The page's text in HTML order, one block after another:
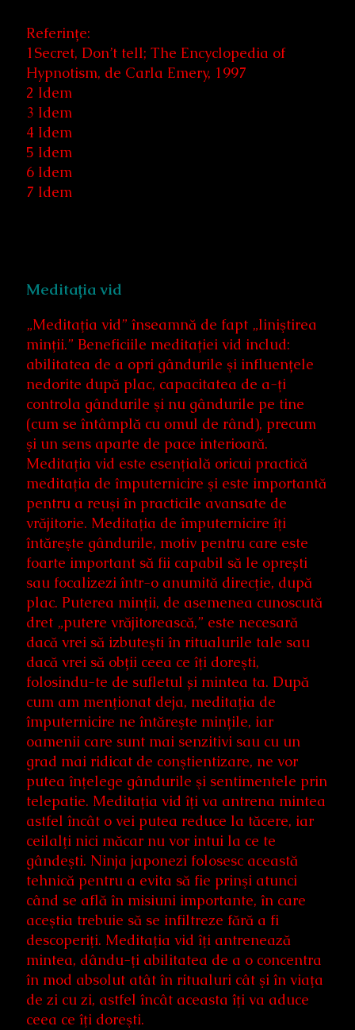
Referințe:
1Secret, Don’t tell; The Encyclopedia of
Hypnotism, de Carla Emery, 1997
2 Idem
3 Idem
4 Idem
5 Idem
6 Idem
7 Idem
Meditația vid
„Meditaţia vid” înseamnă de fapt „liniştirea
minţii.” Beneficiile meditaţiei vid includ:
abilitatea de a opri gândurile şi influențele
nedorite după plac, capacitatea de a-ţi
controla gândurile şi nu gândurile pe tine
(cum se întâmplă cu omul de rând), precum
şi un sens aparte de pace interioară.
Meditaţia vid este esenţială oricui practică
meditaţia de împuternicire şi este importantă
pentru a reuşi în practicile avansate de
vrăjitorie. Meditaţia de împuternicire îţi
întăreşte gândurile, motiv pentru care este
foarte important să fii capabil să le oprești
sau focalizezi într-o anumită direcţie, după
plac. Puterea minţii, de asemenea cunoscută
dret „putere vrăjitorească,” este necesară
dacă vrei să izbuteşti în ritualurile tale sau
dacă vrei să obții ceea ce îţi doreşti,
folosindu-te de sufletul și mintea ta. După
cum am menţionat deja, meditaţia de
împuternicire ne întăreşte mințile, iar
oamenii care sunt mai senzitivi sau cu un
grad mai ridicat de conştientizare, ne vor
putea înţelege gândurile şi sentimentele prin
telepatie. Meditaţia vid îţi va antrena mintea
astfel încât o vei putea reduce la tăcere, iar
ceilalţi nici măcar nu vor intui la ce te
gândeşti. Ninja japonezi folosesc această
tehnică pentru a evita să fie prinşi atunci
când se află în misiuni importante, în care
aceştia trebuie să se infiltreze fără a fi
descoperiţi. Meditaţia vid îţi antrenează
mintea, dându-ţi abilitatea de a o concentra
în mod absolut atât în ritualuri cât şi în viaţa
de zi cu zi, astfel încât aceasta îţi va aduce
ceea ce îţi doreşti.